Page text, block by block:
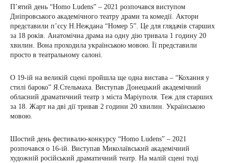
П’ятий день “Homo Ludens” – 2021 розпочався виступом
Дніпровського академічного театру драми та комедії. Актори
представили п’єсу Н.Неждана “Номер 5”. Це для глядачів старших
за 18 років. Анатомічна драма на одну дію тривала 1 годину 20
хвилин. Вона проходила українською мовою. Її представили
просто в театральному салоні.
О 19-ій на великій сцені пройшла ще одна вистава – “Кохання у
стилі бароко” Я.Стельмаха. Виступав Донецький академічний
обласний драматичний театр з міста Маріуполя. Теж для старших
за 18. Жарт на дві дії тривав 2 години 20 хвилин. Українською
мовою.
Шостий день фестивалю-конкурсу “Homo Ludens” – 2021
розпочався о 16-ій. Виступав Миколаївський академічний
художній російський драматичний театр. На малій сцені тоді